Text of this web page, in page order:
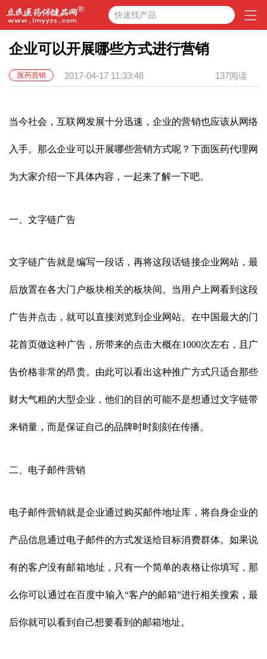
快速找产品
企业可以开展哪些方式进行营销
医药营销 2017-04-17 11:33:48 137阅读
当今社会，互联网发展十分迅速，企业的营销也应该从网络
入手。那么企业可以开展哪些营销方式呢？下面医药代理网
为大家介绍一下具体内容，一起来了解一下吧。
一、文字链广告
文字链广告就是编写一段话，再将这段话链接企业网站，最
后放置在各大门户板块相关的板块间。当用户上网看到这段
广告并点击，就可以直接浏览到企业网站。在中国最大的门
花首页做这种广告，所带来的点击大概在1000次左右，且广
告价格非常的昂贵。由此可以看出这种推广方式只适合那些
财大气粗的大型企业，他们的目的可能不是想通过文字链带
来销量，而是保证自己的品牌时时刻刻在传播。
二、电子邮件营销
电子邮件营销就是企业通过购买邮件地址库，将自身企业的
产品信息通过电子邮件的方式发送给目标消费群体。如果说
有的客户没有邮箱地址，只有一个简单的表格让你填写，那
么你可以通过在百度中输入“客户的邮箱”进行相关搜索，最
后你就可以看到自己想要看到的邮箱地址。